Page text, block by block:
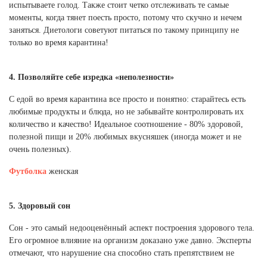
испытываете голод. Также стоит четко отслеживать те самые
моменты, когда тянет поесть просто, потому что скучно и нечем
заняться. Диетологи советуют питаться по такому принципу не
только во время карантина!
4. Позволяйте себе изредка «неполезности»
С едой во время карантина все просто и понятно: старайтесь есть
любимые продукты и блюда, но не забывайте контролировать их
количество и качество! Идеальное соотношение - 80% здоровой,
полезной пищи и 20% любимых вкусняшек (иногда может и не
очень полезных).
Футболка женская
5. Здоровый сон
Сон - это самый недооценённый аспект построения здорового тела.
Его огромное влияние на организм доказано уже давно. Эксперты
отмечают, что нарушение сна способно стать препятствием не